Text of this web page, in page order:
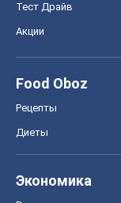
Тест Драйв
Акции
Food Oboz
Рецепты
Диеты
Экономика